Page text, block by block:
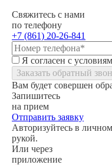
Свяжитесь с нами
по телефону
+7 (861) 20-26-841
Я согласен с
Заказать обратный
Вам будет совершен
Запишитесь
на прием
Отправить заявку
Авторизуйтесь в
рукой.
Или через
приложение